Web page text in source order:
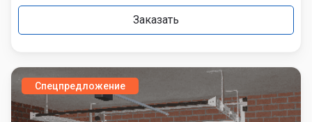
Заказать
Спецпредложение